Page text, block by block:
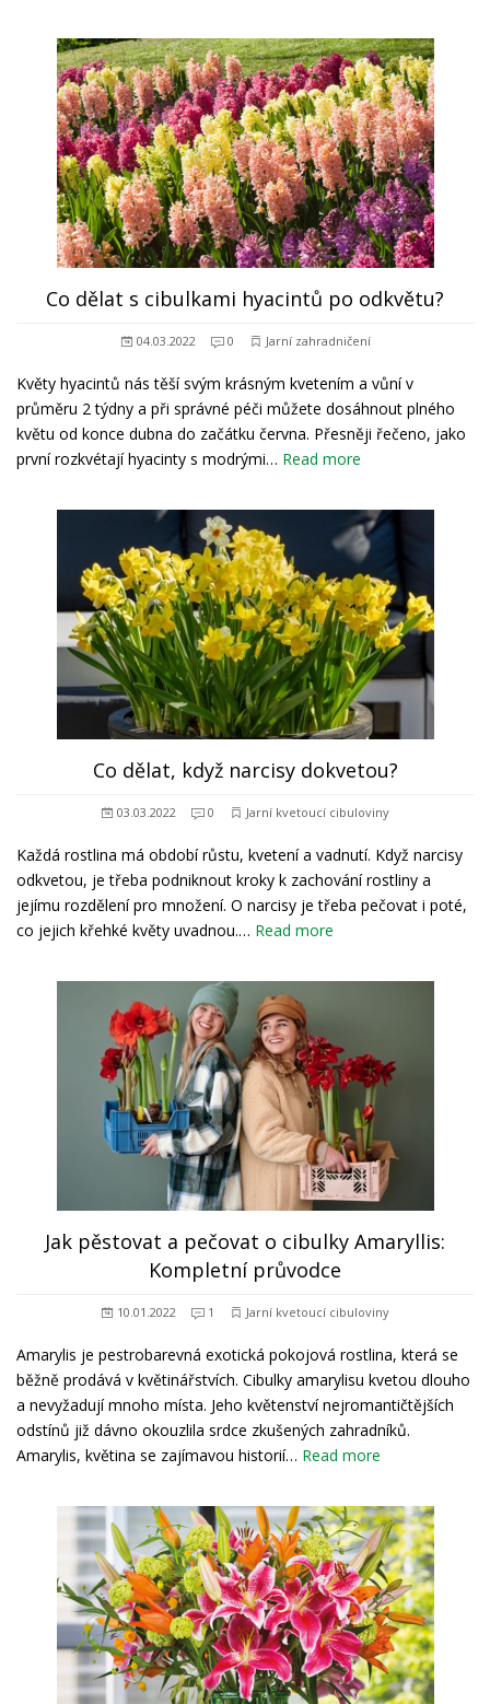
Co dělat s cibulkami hyacintů po odkvětu?
04.03.2022 0 Jarní zahradničení
Květy hyacintů nás těší svým krásným kvetením a vůní v
průměru 2 týdny a při správné péči můžete dosáhnout plného
květu od konce dubna do začátku června. Přesněji řečeno, jako
první rozkvétají hyacinty s modrými… Read more
Co dělat, když narcisy dokvetou?
03.03.2022 0 Jarní kvetoucí cibuloviny
Každá rostlina má období růstu, kvetení a vadnutí. Když narcisy
odkvetou, je třeba podniknout kroky k zachování rostliny a
jejímu rozdělení pro množení. O narcisy je třeba pečovat i poté,
co jejich křehké květy uvadnou.… Read more
Jak pěstovat a pečovat o cibulky Amaryllis:
Kompletní průvodce
10.01.2022 1 Jarní kvetoucí cibuloviny
Amarylis je pestrobarevná exotická pokojová rostlina, která se
běžně prodává v květinářstvích. Cibulky amarylisu kvetou dlouho
a nevyžadují mnoho místa. Jeho květenství nejromantičtějších
odstínů již dávno okouzlila srdce zkušených zahradníků.
Amarylis, květina se zajímavou historií… Read more